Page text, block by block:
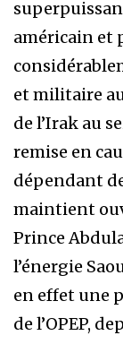
américain et
et militaire
de l’Irak au
remise en
dépendant
maintient
Prince
l’énergie
en effet une
de l’OPEP,